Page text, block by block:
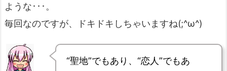
ような･･･。
毎回なのですが、ドキドキしちゃいますね(;^ω^)
“聖地”でもあり、“恋人”でもあ